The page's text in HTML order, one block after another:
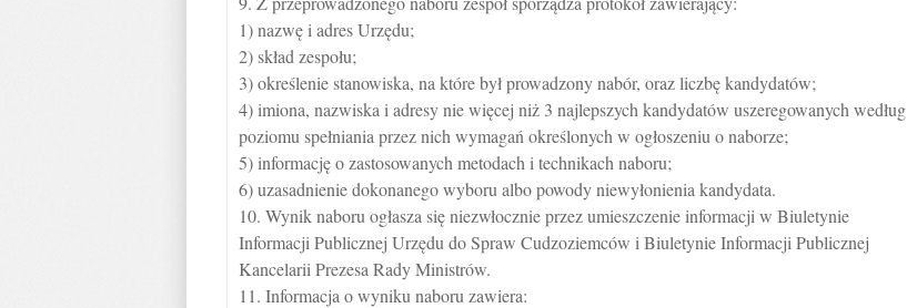
1) nazwę i adres Urzędu;
2) skład zespołu;
3) określenie stanowiska, na które był prowadzony nabór, oraz liczbę kandydatów;
4) imiona, nazwiska i adresy nie więcej niż 3 najlepszych kandydatów uszeregowanych według
poziomu spełniania przez nich wymagań określonych w ogłoszeniu o naborze;
5) informację o zastosowanych metodach i technikach naboru;
6) uzasadnienie dokonanego wyboru albo powody niewyłonienia kandydata.
10. Wynik naboru ogłasza się niezwłocznie przez umieszczenie informacji w Biuletynie
Informacji Publicznej Urzędu do Spraw Cudzoziemców i Biuletynie Informacji Publicznej
Kancelarii Prezesa Rady Ministrów.
11. Informacja o wyniku naboru zawiera: